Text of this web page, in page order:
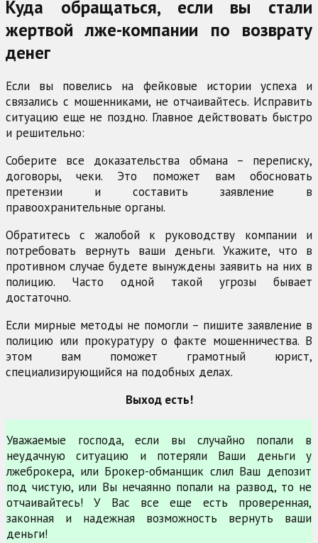
Куда обращаться, если вы стали
жертвой лже-компании по возврату
денег
Если вы повелись на фейковые истории успеха и
связались с мошенниками, не отчаивайтесь. Исправить
ситуацию еще не поздно. Главное действовать быстро
и решительно:
Соберите все доказательства обмана – переписку,
договоры, чеки. Это поможет вам обосновать
претензии и составить заявление в
правоохранительные органы.
Обратитесь с жалобой к руководству компании и
потребовать вернуть ваши деньги. Укажите, что в
противном случае будете вынуждены заявить на них в
полицию. Часто одной такой угрозы бывает
достаточно.
Если мирные методы не помогли – пишите заявление в
полицию или прокуратуру о факте мошенничества. В
этом вам поможет грамотный юрист,
специализирующийся на подобных делах.
Выход есть!
Уважаемые господа, если вы случайно попали в
неудачную ситуацию и потеряли Ваши деньги у
лжеброкера, или Брокер-обманщик слил Ваш депозит
под чистую, или Вы нечаянно попали на развод, то не
отчаивайтесь! У Вас все еще есть проверенная,
законная и надежная возможность вернуть ваши
деньги!